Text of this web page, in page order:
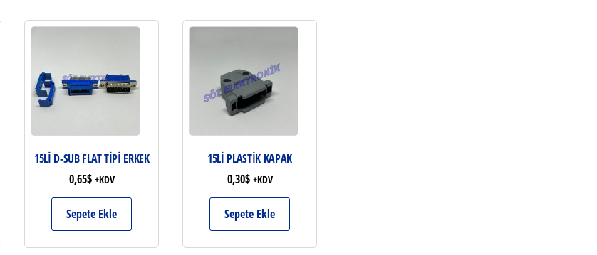
15Lİ D-SUB FLAT TİPİ ERKEK
0,65$ +KDV
Sepete Ekle
15Lİ PLASTİK KAPAK
0,30$ +KDV
Sepete Ekle